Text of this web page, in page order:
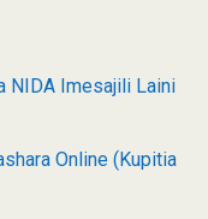
NIDA Imesajili Laini
Online (Kupitia